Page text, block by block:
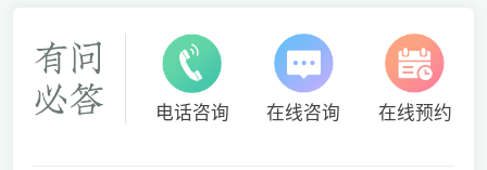
电话咨询 在线咨询 在线预约